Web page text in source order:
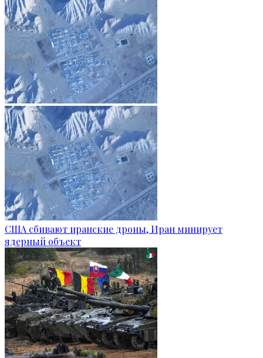
США сбивают иранские дроны, Иран минирует
ядерный объект